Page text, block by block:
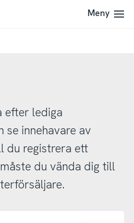
Meny
efter lediga
se innehavare av
du registrera ett
du vända dig till